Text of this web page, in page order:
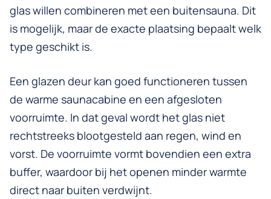
glas willen combineren met een buitensauna. Dit
is mogelijk, maar de exacte plaatsing bepaalt welk
type geschikt is.
Een glazen deur kan goed functioneren tussen
de warme saunacabine en een afgesloten
voorruimte. In dat geval wordt het glas niet
rechtstreeks blootgesteld aan regen, wind en
vorst. De voorruimte vormt bovendien een extra
buffer, waardoor bij het openen minder warmte
direct naar buiten verdwijnt.